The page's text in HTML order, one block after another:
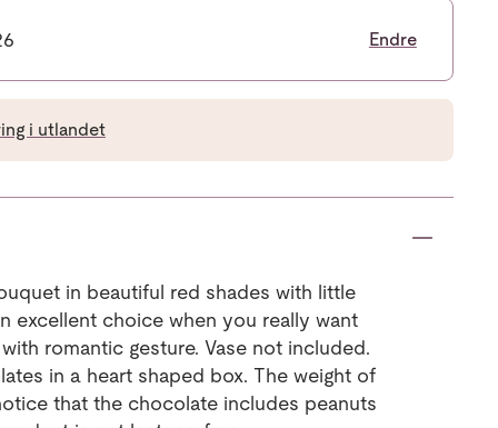
Endre
i utlandet
in beautiful red shades with little
excellent choice when you really want
romantic gesture. Vase not included.
in a heart shaped box. The weight of
that the chocolate includes peanuts